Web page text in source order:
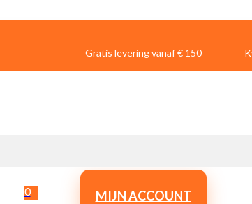
Gratis levering vanaf € 150
0 MIJN ACCOUNT